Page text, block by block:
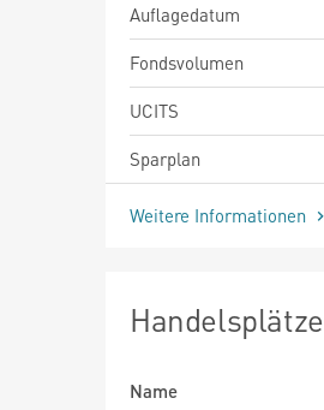
Auflagedatum
Fondsvolumen
UCITS
Sparplan
Weitere Informationen
Handelsplätze
Name